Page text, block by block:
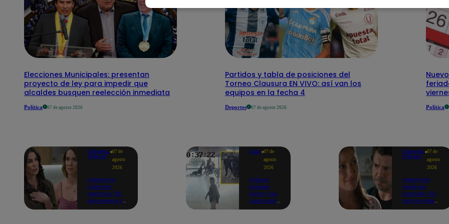
Elecciones Municipales: presentan
proyecto de ley para impedir que
alcaldes busquen reelección inmediata
Política 07 de agosto 2026
Partidos y tabla de posiciones del
Torneo Clausura EN VIVO: así van los
equipos en la fecha 4
Deportes 07 de agosto 2026 Política
Valentina
Valiente
07 de
agosto
2026
Valentina
Valiente
capítulo 110:
¡Macarena ya
Lima 07 de
agosto
2026
Videos
revelan
cómo fue
capturado
Valentina
Valiente
07 de
agosto
2026
Valentina
Valiente
capítulo 110:
¡Leo le pide